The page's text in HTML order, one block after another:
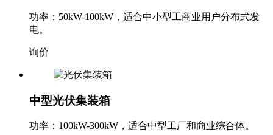
功率：50kW-100kW，适合中小型工商业用户分布式发
电。
询价
中型光伏集装箱
功率：100kW-300kW，适合中型工厂和商业综合体。